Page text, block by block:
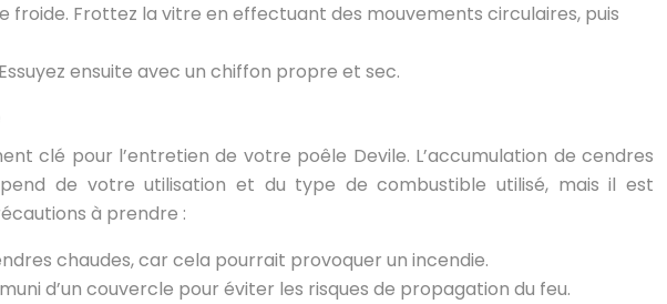
Frottez la vitre en effectuant des mouvements circulaires, puis
ensuite avec un chiffon propre et sec.
clé pour l’entretien de votre poêle Devile. L’accumulation de cendres
de votre utilisation et du type de combustible utilisé, mais il est
à prendre :
chaudes, car cela pourrait provoquer un incendie.
d’un couvercle pour éviter les risques de propagation du feu.